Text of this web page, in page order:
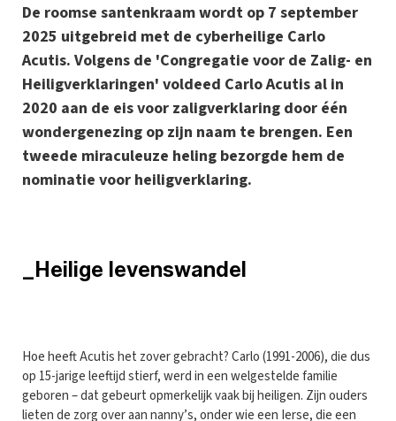
De roomse santenkraam wordt op 7 september
2025 uitgebreid met de cyberheilige Carlo
Acutis. Volgens de 'Congregatie voor de Zalig- en
Heiligverklaringen' voldeed Carlo Acutis al in
2020 aan de eis voor zaligverklaring door één
wondergenezing op zijn naam te brengen. Een
tweede miraculeuze heling bezorgde hem de
nominatie voor heiligverklaring.
_Heilige levenswandel
Hoe heeft Acutis het zover gebracht? Carlo (1991-2006), die dus
op 15-jarige leeftijd stierf, werd in een welgestelde familie
geboren – dat gebeurt opmerkelijk vaak bij heiligen. Zijn ouders
lieten de zorg over aan nanny’s, onder wie een Ierse, die een